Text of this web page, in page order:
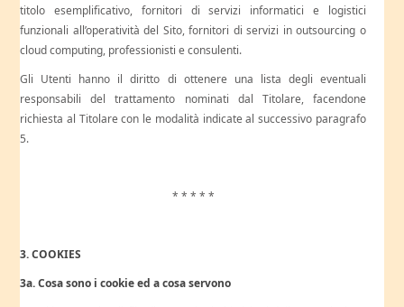
titolo esemplificativo, fornitori di servizi informatici e logistici
funzionali all’operatività del Sito, fornitori di servizi in outsourcing o
cloud computing, professionisti e consulenti.
Gli Utenti hanno il diritto di ottenere una lista degli eventuali
responsabili del trattamento nominati dal Titolare, facendone
richiesta al Titolare con le modalità indicate al successivo paragrafo
5.
* * * * *
3. COOKIES
3a. Cosa sono i cookie ed a cosa servono